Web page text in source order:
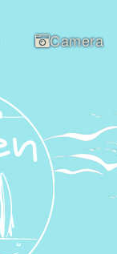
Camera